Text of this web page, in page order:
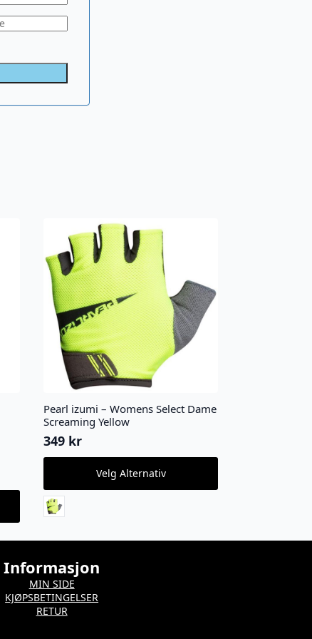
Pearl izumi – Womens Select Dame
Screaming Yellow
349 kr
Velg Alternativ
har
flere
varianter.
kan
på
produktsiden
Informasjon
MIN SIDE
KJØPSBETINGELSER
RETUR